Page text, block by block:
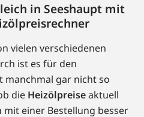
in Seeshaupt mit
vielen verschiedenen
ist es für den
manchmal gar nicht so
die Heizölpreiseaktuell
einer Bestellung besser